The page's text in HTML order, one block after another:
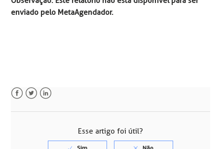
enviado pelo MetaAgendador.
Esse artigo foi útil?